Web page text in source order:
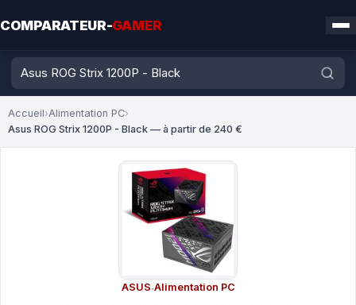
COMPARATEUR-GAMER
Accueil›Alimentation PC›
Asus ROG Strix 1200P - Black — à partir de 240 €
ASUS·Alimentation PC